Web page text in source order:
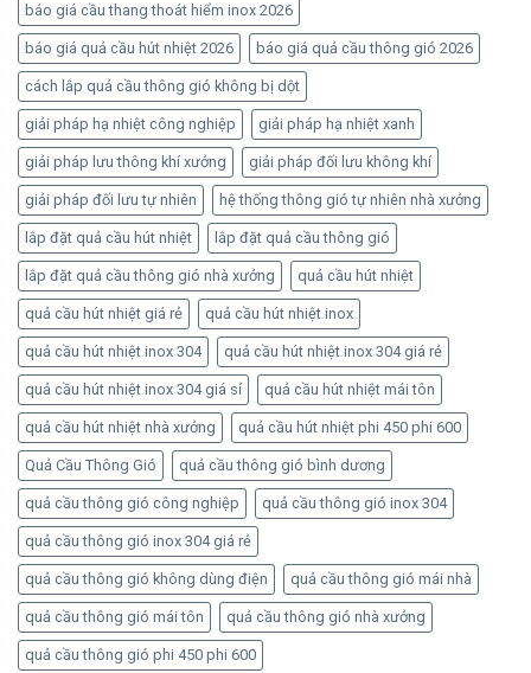
báo giá cầu thang thoát hiểm inox 2026
báo giá quả cầu hút nhiệt 2026 báo giá quả cầu thông gió 2026
cách lắp quả cầu thông gió không bị dột
giải pháp hạ nhiệt công nghiệp giải pháp hạ nhiệt xanh
giải pháp lưu thông khí xưởng giải pháp đối lưu không khí
giải pháp đối lưu tự nhiên hệ thống thông gió tự nhiên nhà xưởng
lắp đặt quả cầu hút nhiệt lắp đặt quả cầu thông gió
lắp đặt quả cầu thông gió nhà xưởng quả cầu hút nhiệt
quả cầu hút nhiệt giá rẻ quả cầu hút nhiệt inox
quả cầu hút nhiệt inox 304 quả cầu hút nhiệt inox 304 giá rẻ
quả cầu hút nhiệt inox 304 giá sỉ quả cầu hút nhiệt mái tôn
quả cầu hút nhiệt nhà xưởng quả cầu hút nhiệt phi 450 phi 600
Quả Cầu Thông Gió quả cầu thông gió bình dương
quả cầu thông gió công nghiệp quả cầu thông gió inox 304
quả cầu thông gió inox 304 giá rẻ
quả cầu thông gió không dùng điện quả cầu thông gió mái nhà
quả cầu thông gió mái tôn quả cầu thông gió nhà xưởng
quả cầu thông gió phi 450 phi 600